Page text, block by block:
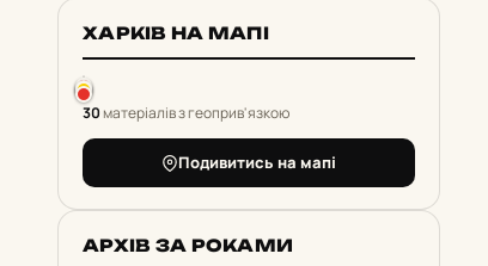
ХАРКІВ НА МАПІ
30матеріалів з геоприв'язкою
Подивитись на мапі
АРХІВ ЗА РОКАМИ